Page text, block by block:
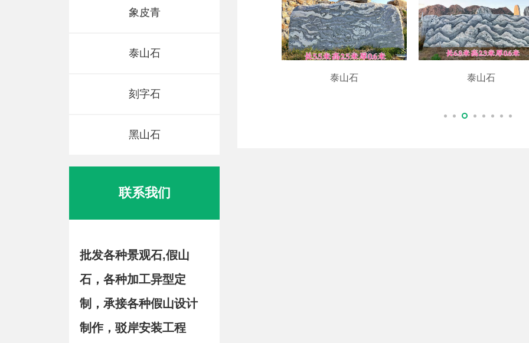
象皮青
泰山石
刻字石
黑山石
联系我们
批发各种景观石,假山
石，各种加工异型定
制，承接各种假山设计
制作，驳岸安装工程
泰山石 泰山石